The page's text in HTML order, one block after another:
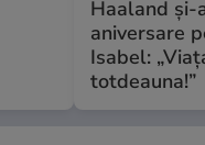
Haaland
aniversare
Isabel:
totdeauna!”